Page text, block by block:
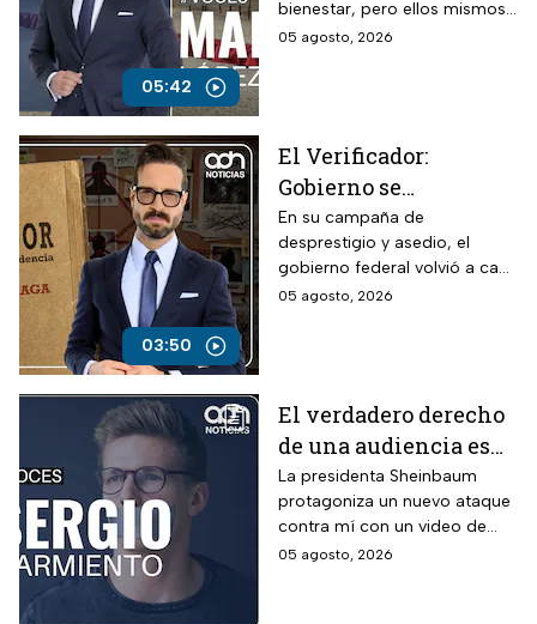
05:42
bienestar”, dinero a
manos llenas
bienestar, pero ellos mismos
se ponen en evidencia
05 agosto, 2026
03:50
El Verificador:
Gobierno se
contradice sobre TV
Azteca; revive
presuntos adeudos
fiscales
En su campaña de
desprestigio y asedio, el
gobierno federal volvió a caer
en contradicciones al señalar
pagos pendientes.
05 agosto, 2026
El verdadero derecho
de una audiencia es
tener la opción de
cambiar de canal,
opina Sergio
Sarmiento
La presidenta Sheinbaum
protagoniza un nuevo ataque
contra mí con un video de
hace 26 años.
05 agosto, 2026